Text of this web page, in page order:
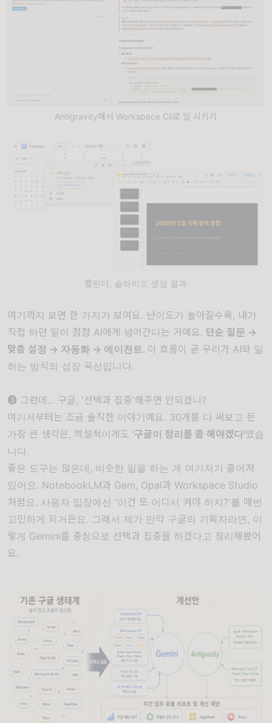
Antigravity에서 Workspace Cli로 일 시키기
캘린더, 슬라이드 생성 결과
여기까지 보면 한 가지가 보여요. 난이도가 높아질 수록, 내가
직접 하던 일이 점점 AI에게 넘어간다는 거예요. 단순 질문 →
맞춤 설정 → 자동화 → 에이전트. 이 흐름이 곧 우리가 AI와 일
하는 방식의 성장 곡선입니다.
❸ 그런데... 구글, '선택과 집중'해주면 안되겠니?
여기서부터는 조금 솔직한 이야기예요. 30개를 다 써보고 든
가장 큰 생각은, 역설적이게도 '구글이 정리를 좀 해야겠다'였습
니다.
좋은 도구는 많은데, 비슷한 일을 하는 게 여기저기 흩어져
있어요. NotebookLM과 Gem, Opal과 Workspace Studio
처럼요. 사용자 입장에선 '이건 또 어디서 켜야 하지?'를 매번
고민하게 되거든요. 그래서 제가 만약 구글의 기획자라면, 이
렇게 Gemini를 중심으로 선택과 집중을 하겠다고 정리해봤어
요.